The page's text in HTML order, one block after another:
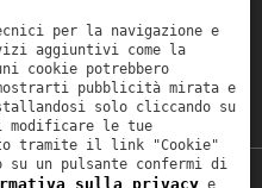
e autorizzo il
personali per le
per la navigazione e
aggiuntivi come la
cookie potrebbero
pubblicità mirata e
solo cliccando su
le tue
tramite il link "Cookie"
un pulsante confermi di
sulla privacy e